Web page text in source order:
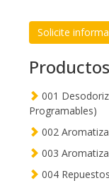
Solicite
Productos
001
Programables)
002
003
004